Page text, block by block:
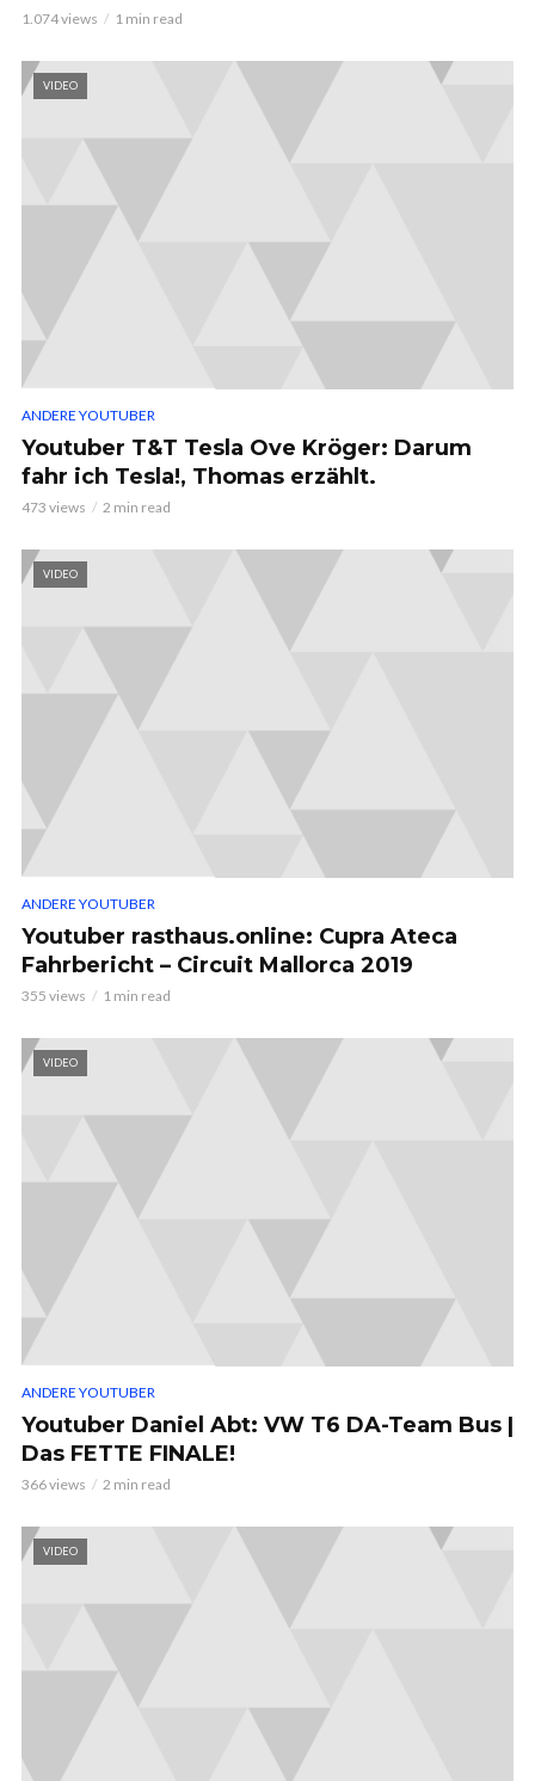
1.074 views 1 min read
VIDEO
ANDERE YOUTUBER
Youtuber T&T Tesla Ove Kröger: Darum
fahr ich Tesla!, Thomas erzählt.
473 views 2 min read
VIDEO
ANDERE YOUTUBER
Youtuber rasthaus.online: Cupra Ateca
Fahrbericht – Circuit Mallorca 2019
355 views 1 min read
VIDEO
ANDERE YOUTUBER
Youtuber Daniel Abt: VW T6 DA-Team Bus |
Das FETTE FINALE!
366 views 2 min read
VIDEO